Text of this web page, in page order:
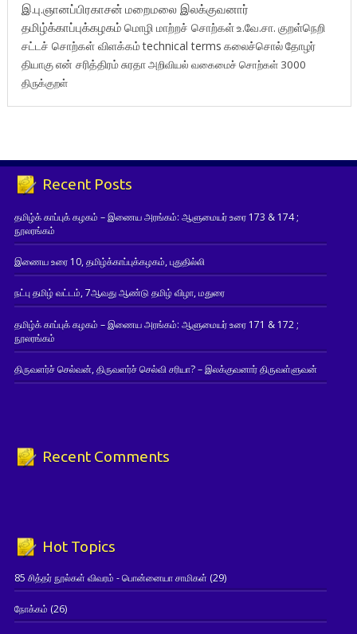
இ.பு.ஞானப்பிரகாசன் மறைமலை இலக்குவனார்
தமிழ்க்காப்புக்கழகம் மொழி மாற்றச் சொற்கள்உ.வே.சா. குறள்நெறி
சட்டச் சொற்கள் விளக்கம்technical terms கலைச்சொல்தோழர்
தியாகுஎன் சரித்திரம்சுரதாஅறிவியல் வகைமைச் சொற்கள் 3000
திருக்குறள்
Recent Posts
தமிழ்க் காப்புக் கழகம் – இணைய அரங்கம்: ஆளுமையர் உரை 173 & 174 ;
நூலரங்கம்
இணைய உரை 10, தமிழ்க்காப்புக்கழகம், புதுதில்லி
நட்பு தமிழ் வட்டம், 7ஆவது ஆண்டு தமிழ் விழா, மதுரை
தமிழ்க் காப்புக் கழகம் – இணைய அரங்கம்: ஆளுமையர் உரை 171 & 172 ;
நூலரங்கம்
திருவளர்ச் செல்வன், திருவளர்ச் செல்வி சரியா? – இலக்குவனார் திருவள்ளுவன்
Recent Comments
Hot Topics
85 சித்தர் நூல்கள் விவரம் - பொன்னையா சாமிகள் (29)
நோக்கம் (26)